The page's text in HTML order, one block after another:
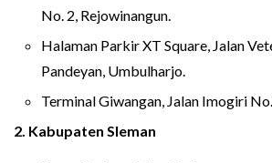
No. 2, Rejowinangun.
Halaman Parkir XT Square, Jalan
Pandeyan, Umbulharjo.
Terminal Giwangan, Jalan Imogiri
2. Kabupaten Sleman